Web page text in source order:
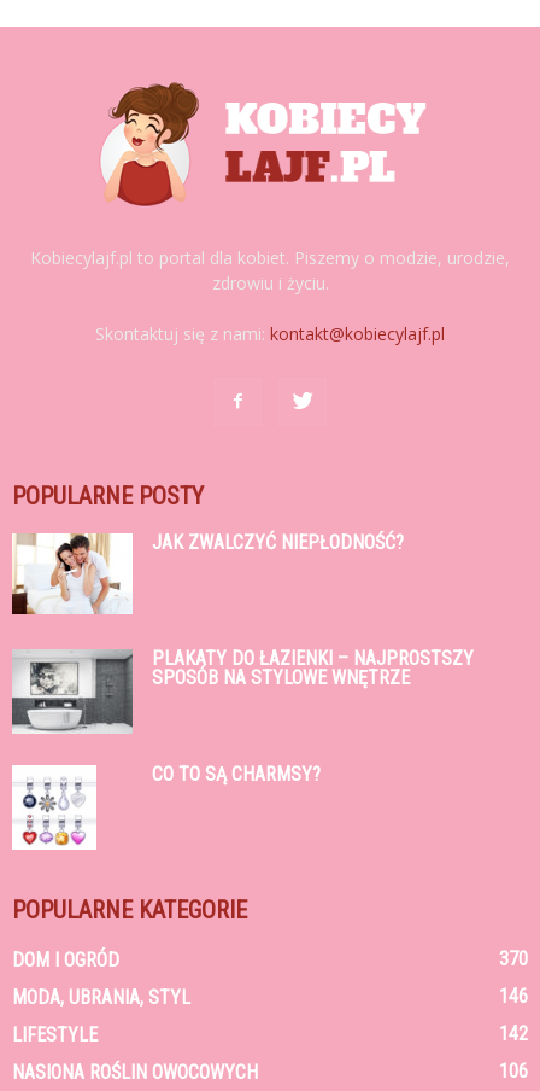
Kobiecylajf.pl to portal dla kobiet. Piszemy o modzie, urodzie,
zdrowiu i życiu.
Skontaktuj się z nami: kontakt@kobiecylajf.pl
POPULARNE POSTY
JAK ZWALCZYĆ NIEPŁODNOŚĆ?
PLAKATY DO ŁAZIENKI – NAJPROSTSZY
SPOSÓB NA STYLOWE WNĘTRZE
CO TO SĄ CHARMSY?
POPULARNE KATEGORIE
DOM I OGRÓD
370
MODA, UBRANIA, STYL
146
LIFESTYLE
142
NASIONA ROŚLIN OWOCOWYCH
106